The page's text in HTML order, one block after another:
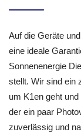
Auf die Geräte
eine ideale
Sonnenenergie
stellt. Wir sind ein
um K1en geht
der ein paar
zuverlässig und